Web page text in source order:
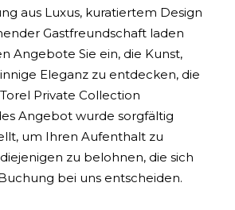
aus Luxus, kuratiertem Design
Gastfreundschaft laden
Angebote Sie ein, die Kunst,
Eleganz zu entdecken, die
Private Collection
Angebot wurde sorgfältig
um Ihren Aufenthalt zu
zu belohnen, die sich
bei uns entscheiden.